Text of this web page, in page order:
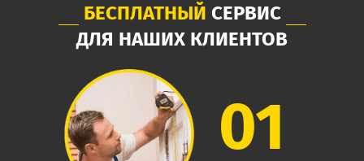
01
БЕСПЛАТНЫЙ СЕРВИС
ДЛЯ НАШИХ КЛИЕНТОВ